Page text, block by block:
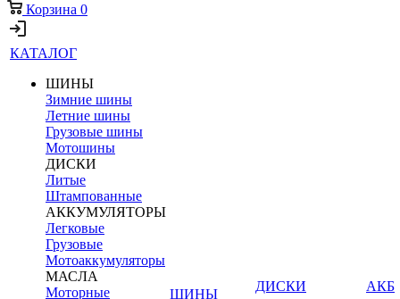
Корзина 0
КАТАЛОГ
ШИНЫ
Зимние шины
Летние шины
Грузовые шины
Мотошины
ДИСКИ
Литые
Штампованные
АККУМУЛЯТОРЫ
Легковые
Грузовые
Мотоаккумуляторы
МАСЛА
Моторные
ШИНЫ
ДИСКИ
АКБ